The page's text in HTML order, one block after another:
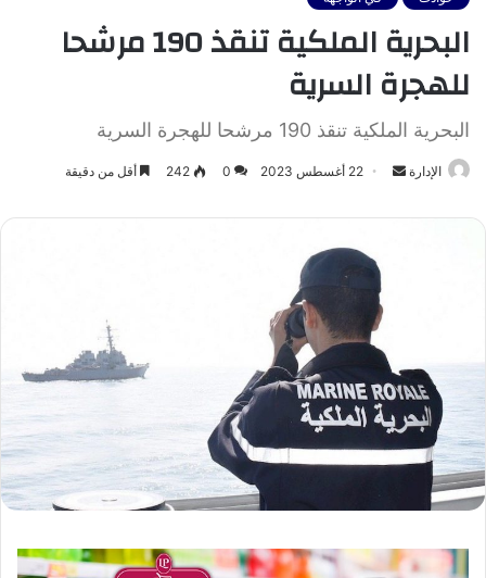
البحرية الملكية تنقذ 190 مرشحا
للهجرة السرية
البحرية الملكية تنقذ 190 مرشحا للهجرة السرية
الإدارة
أرسل
إلكترونيا
22 أغسطس 2023 0
242 أقل من دقيقة